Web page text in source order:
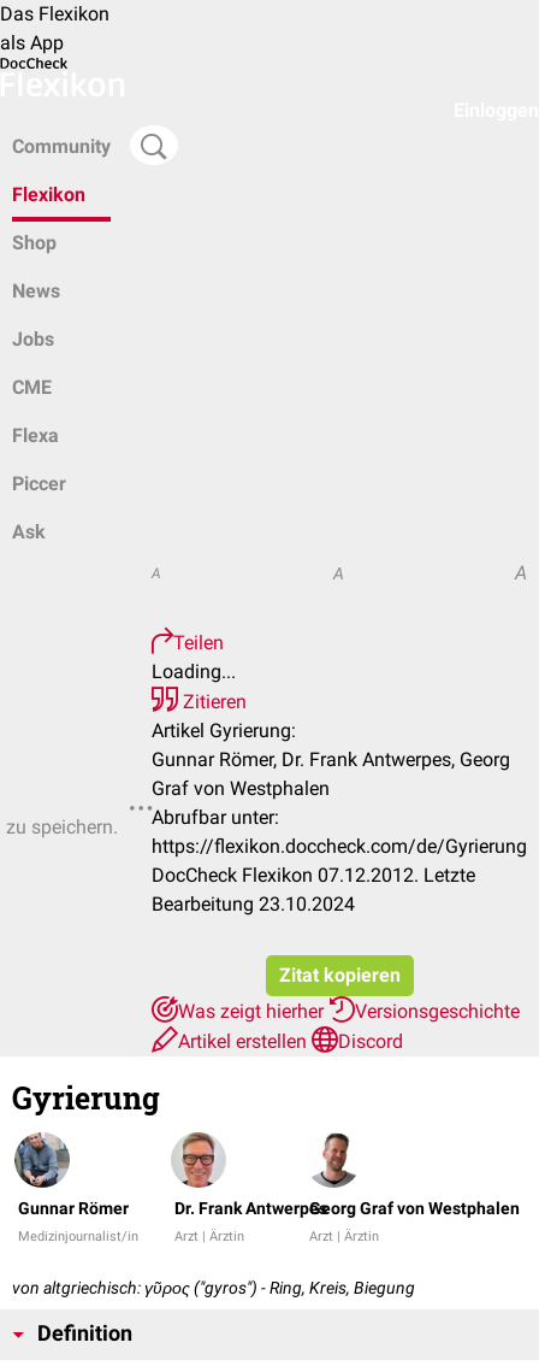
Das Flexikon
als App
Community
Flexikon
Shop
News
Jobs
CME
Flexa
Piccer
Ask
speichern.
A A A
Teilen
Loading...
Zitieren
Artikel Gyrierung:
Gunnar Römer, Dr. Frank Antwerpes, Georg
Graf von Westphalen
Abrufbar unter:
https://flexikon.doccheck.com/de/Gyrierung
DocCheck Flexikon 07.12.2012. Letzte
Bearbeitung 23.10.2024
Zitat kopieren
Was zeigt hierher
Versionsgeschichte
Artikel erstellen
Discord
Gyrierung
Gunnar Römer
Medizinjournalist/in
Dr. Frank Antwerpes
Arzt | Ärztin
Georg Graf von Westphalen
Arzt | Ärztin
von altgriechisch: γῦρος ("gyros") - Ring, Kreis, Biegung
Definition